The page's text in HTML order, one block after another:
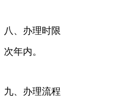
八 、办理时限
次年内。
九、办理流程